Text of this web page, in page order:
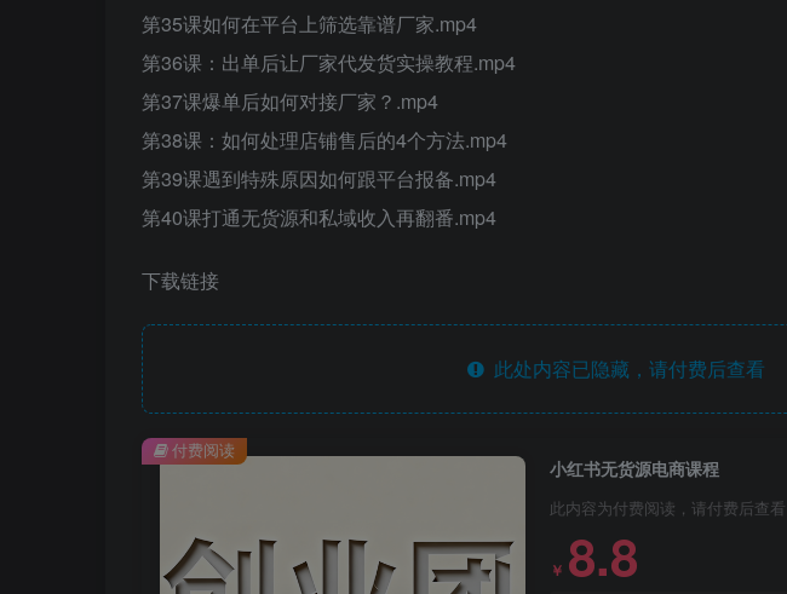
第35课如何在平台上筛选靠谱厂家.mp4
第36课：出单后让厂家代发货实操教程.mp4
第37课爆单后如何对接厂家？.mp4
第38课：如何处理店铺售后的4个方法.mp4
第39课遇到特殊原因如何跟平台报备.mp4
第40课打通无货源和私域收入再翻番.mp4
下载链接
此处内容已隐藏，请付费后查看
小红书无货源电商课程
此内容为付费阅读，请付费后查看
￥ 8.8
付费阅读